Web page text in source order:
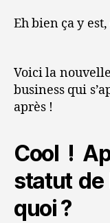
Eh bien ça y
Voici la
business qui
après !
Cool !
statut
quoi ?